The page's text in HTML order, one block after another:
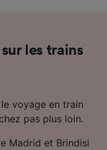
les trains
voyage en train
pas plus loin.
Madrid et Brindisi